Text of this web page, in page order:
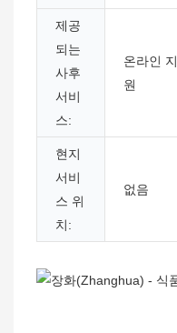
제공
되는
사후
서비
스:
온라인 지
원
현지
서비
스 위
치:
없음